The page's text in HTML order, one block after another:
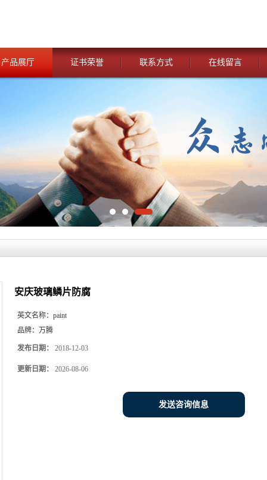
产品展厅 证书荣誉 联系方式 在线留言
安庆玻璃鳞片防腐
英文名称： paint
品牌： 万腾
发布日期： 2018-12-03
更新日期： 2026-08-06
发送咨询信息